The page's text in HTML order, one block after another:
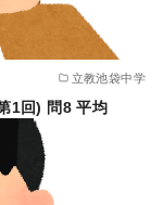
立教池袋中学
1回) 問8 平均